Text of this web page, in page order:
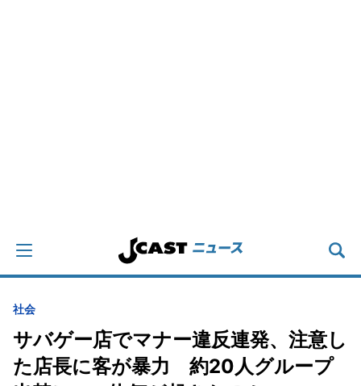
社会
サバゲー店でマナー違反連発、注意し
た店長に客が暴力 約20人グループ